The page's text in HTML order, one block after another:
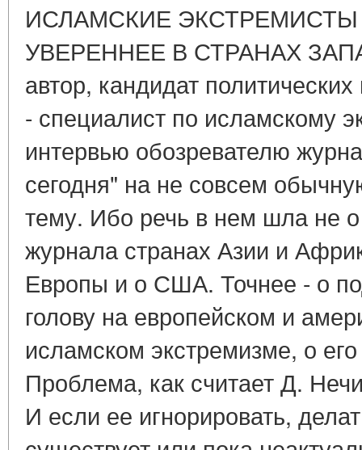
ИСЛАМСКИЕ
УВЕРЕННЕЕ В СТРАНАХ
автор, кандидат
- специалист по исламскому
интервью обозревателю
сегодня" на не совсем
тему. Ибо речь в нем шла не
журнала странах Азии и
Европы и о США. Точнее - о
голову на европейском и
исламском экстремизме, о
Проблема, как считает Д.
И если ее игнорировать,